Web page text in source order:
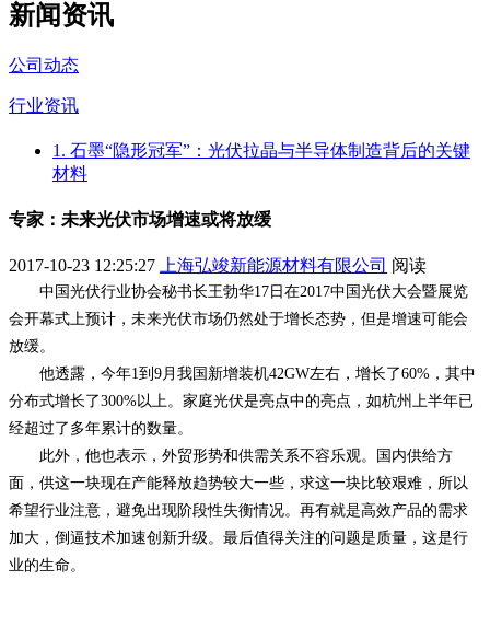
新闻资讯
公司动态
行业资讯
1. 石墨“隐形冠军”：光伏拉晶与半导体制造背后的关键
材料
专家：未来光伏市场增速或将放缓
2017-10-23 12:25:27 上海弘竣新能源材料有限公司 阅读
中国光伏行业协会秘书长王勃华17日在2017中国光伏大会暨展览
会开幕式上预计，未来光伏市场仍然处于增长态势，但是增速可能会
放缓。
他透露，今年1到9月我国新增装机42GW左右，增长了60%，其中
分布式增长了300%以上。家庭光伏是亮点中的亮点，如杭州上半年已
经超过了多年累计的数量。
此外，他也表示，外贸形势和供需关系不容乐观。国内供给方
面，供这一块现在产能释放趋势较大一些，求这一块比较艰难，所以
希望行业注意，避免出现阶段性失衡情况。再有就是高效产品的需求
加大，倒逼技术加速创新升级。最后值得关注的问题是质量，这是行
业的生命。